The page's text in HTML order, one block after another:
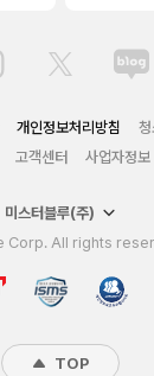
개인정보처리방침
청
고객센터 사업자정보
미스터블루(주)
Corp. All rights
TOP